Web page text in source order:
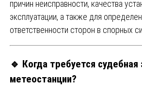
причин неисправности, качества
эксплуатации, а также для
ответственности сторон в спорных
🔹 Когда требуется судебная
метеостанции?